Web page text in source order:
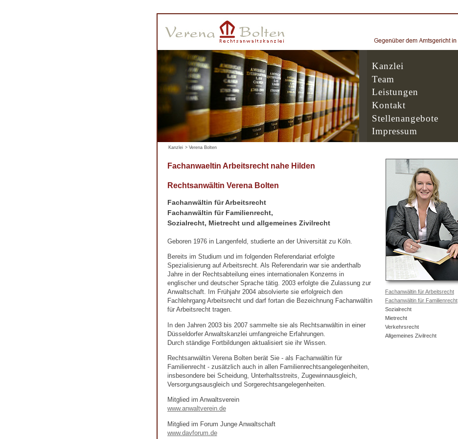
Kanzlei
Team
Leistungen
Kontakt
Stellenangebote
Impressum
Kanzlei > Verena Bolten
Fachanwaeltin Arbeitsrecht nahe Hilden
Rechtsanwältin Verena Bolten
Fachanwältin für Arbeitsrecht
Fachanwältin für Familienrecht,
Sozialrecht, Mietrecht und allgemeines Zivilrecht
Geboren 1976 in Langenfeld, studierte an der Universität zu Köln.
Bereits im Studium und im folgenden Referendariat erfolgte
Spezialisierung auf Arbeitsrecht. Als Referendarin war sie anderthalb
Jahre in der Rechtsabteilung eines internationalen Konzerns in
englischer und deutscher Sprache tätig. 2003 erfolgte die Zulassung zur
Anwaltschaft. Im Frühjahr 2004 absolvierte sie erfolgreich den
Fachlehrgang Arbeitsrecht und darf fortan die Bezeichnung Fachanwältin
für Arbeitsrecht tragen.
In den Jahren 2003 bis 2007 sammelte sie als Rechtsanwältin in einer
Düsseldorfer Anwaltskanzlei umfangreiche Erfahrungen.
Durch ständige Fortbildungen aktualisiert sie ihr Wissen.
Rechtsanwältin Verena Bolten berät Sie - als Fachanwältin für
Familienrecht - zusätzlich auch in allen Familienrechtsangelegenheiten,
insbesondere bei Scheidung, Unterhaltsstreits, Zugewinnausgleich,
Versorgungsausgleich und Sorgerechtsangelegenheiten.
Mitglied im Anwaltsverein
www.anwaltverein.de
Mitglied im Forum Junge Anwaltschaft
www.davforum.de
Fachanwältin für Arbeitsrecht
Fachanwältin für Familienrecht
Sozialrecht
Mietrecht
Verkehrsrecht
Allgemeines Zivilrecht